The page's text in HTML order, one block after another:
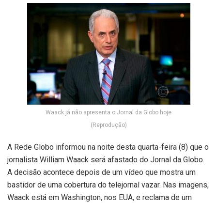
Waack já não apresenta o Jornal da Globo hoje
(Reprodução)
A Rede Globo informou na noite desta quarta-feira (8) que o
jornalista William Waack será afastado do Jornal da Globo.
A decisão acontece depois de um vídeo que mostra um
bastidor de uma cobertura do telejornal vazar. Nas imagens,
Waack está em Washington, nos EUA, e reclama de um